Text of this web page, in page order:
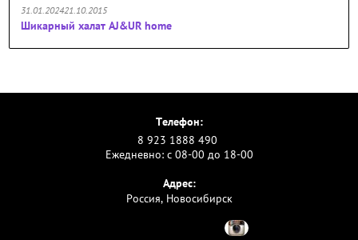
31.01.202421.10.2015
Шикарный халат AJ&UR home
Телефон:
8 923 1888 490
Ежедневно: с 08-00 до 18-00
Адрес:
Россия, Новосибирск